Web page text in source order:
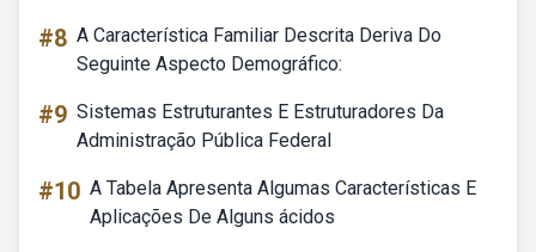
#8 A Característica Familiar Descrita Deriva Do
Seguinte Aspecto Demográfico:
#9 Sistemas Estruturantes E Estruturadores Da
Administração Pública Federal
#10 A Tabela Apresenta Algumas Características E
Aplicações De Alguns ácidos